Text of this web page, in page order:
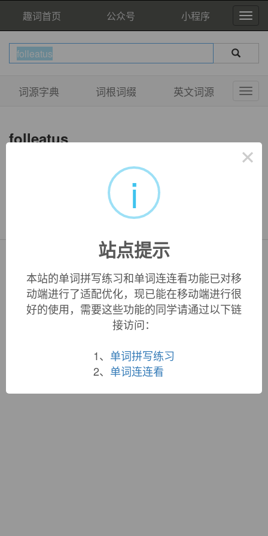
趣词首页 公众号 小程序
词源字典 词根词缀 英文词源
folleatus
Copyright © QuWord.com All Rights Reserved.
词根大全|联系站长
蜀ICP备19033398号-1
×
i
站点提示
本站的单词拼写练习和单词连连看功能已对移
动端进行了适配优化，现已能在移动端进行很
好的使用，需要这些功能的同学请通过以下链
接访问：
1、 单词拼写练习
2、 单词连连看